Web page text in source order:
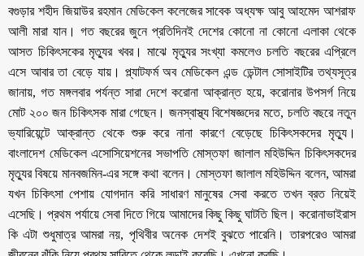
বগুড়ার শহীদ জিয়াউর রহমান মেডিকেল কলেজের সাবেক অধ্যক্ষ আবু আহমেদ আশরাফ
আলী মারা যান। গত বছরের জুনে প্রতিদিনই দেশের কোনো না কোনো এলাকা থেকে
আসত চিকিৎসকের মৃত্যুর খবর। মাঝে মৃত্যুর সংখ্যা কমলেও চলতি বছরের এপ্রিলে
এসে আবার তা বেড়ে যায়। প্ল্যাটফর্ম অব মেডিকেল এন্ড ডেন্টাল সোসাইটির তথ্যসূত্র
জানায়, গত মঙ্গলবার পর্যন্ত সারা দেশে করোনা আক্রান্ত হয়ে, করোনার উপসর্গ নিয়ে
মোট ২০০ জন চিকিৎসক মারা গেছেন। জনস্বাস্থ্য বিশেষজ্ঞদের মতে, চলতি বছরে নতুন
ভ্যারিয়েন্টে আক্রান্ত থেকে শুরু করে নানা কারণে বেড়েছে চিকিৎসকদের মৃত্যু।
বাংলাদেশ মেডিকেল এসোসিয়েশনের সভাপতি মোস্তফা জালাল মহিউদ্দিন চিকিৎসকদের
মৃত্যুর বিষয়ে মানবজমিন-এর সঙ্গে কথা বলেন। মোস্তফা জালাল মহিউদ্দিন বলেন, আমরা
যখন চিকিৎসা পেশায় যোগদান করি সাধারণ মানুষের সেবা করতে তখন ব্রত নিয়েই
এসেছি। প্রথম পর্যায়ে সেবা দিতে গিয়ে আমাদের কিছু কিছু ঘাটতি ছিল। করোনাভাইরাস
কি এটা শুধুমাত্র আমরা নয়, পৃথিবীর অনেক দেশই বুঝতে পারেনি। তারপরেও আমরা